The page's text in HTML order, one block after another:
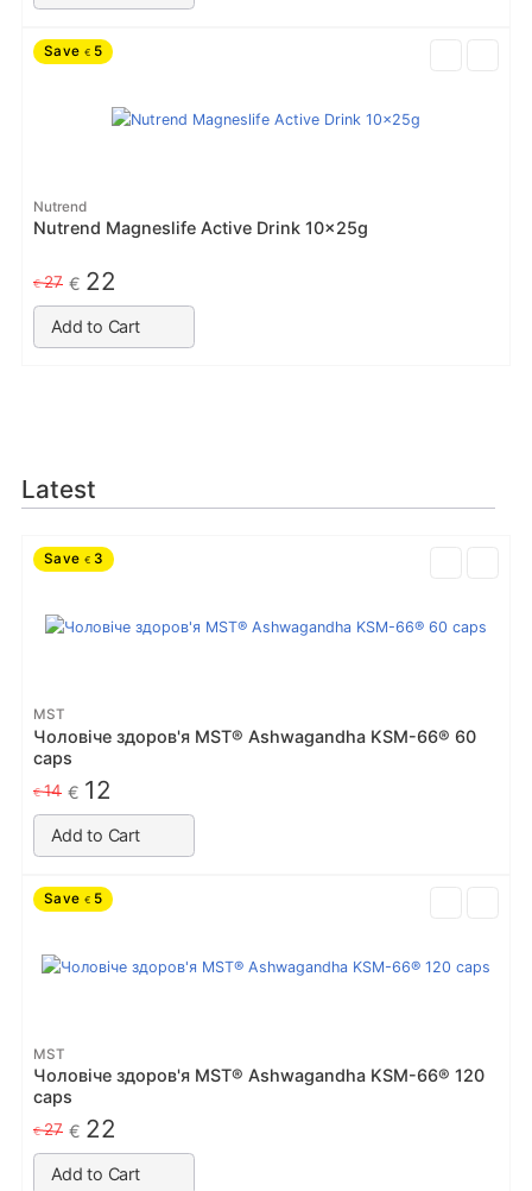
Save € 5
Nutrend
Nutrend Magneslife Active Drink 10x25g
€27 € 22
Add to Cart
Latest
Save € 3
MST
Чоловіче здоров'я MST® Ashwagandha KSM-66® 60
caps
€14 € 12
Add to Cart
Save € 5
MST
Чоловіче здоров'я MST® Ashwagandha KSM-66® 120
caps
€27 € 22
Add to Cart